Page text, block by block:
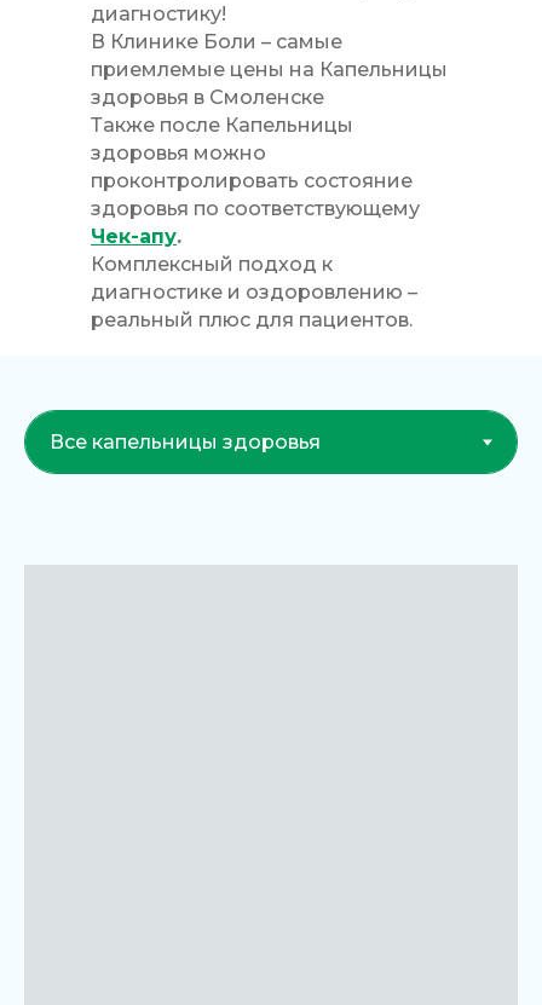
диагностику!
В Клинике Боли – самые
приемлемые цены на Капельницы
здоровья в Смоленске
Также после Капельницы
здоровья можно
проконтролировать состояние
здоровья по соответствующему
Чек-апу.
Комплексный подход к
диагностике и оздоровлению –
реальный плюс для пациентов.